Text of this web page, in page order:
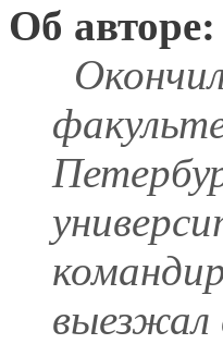
Об авторе:
выезжал